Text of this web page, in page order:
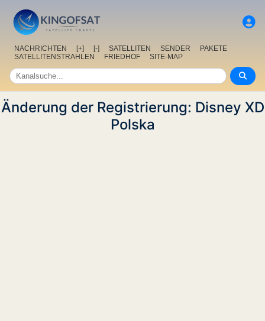
NACHRICHTEN [+] [-] SATELLITEN SENDER
PAKETE
SATELLITENSTRAHLEN
FRIEDHOF SITE-MAP
Änderung der Registrierung: Disney XD
Polska